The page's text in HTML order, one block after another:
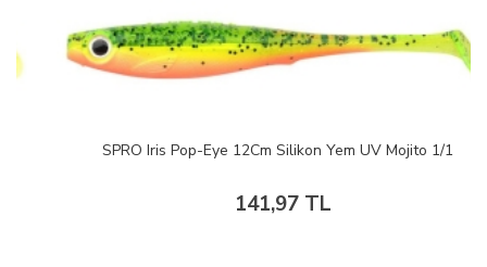
SPRO Iris Pop-Eye 12Cm Silikon Yem UV Mojito 1/1
141,97 TL